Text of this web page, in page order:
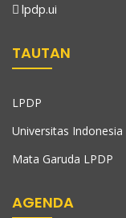
lpdp.ui
TAUTAN
LPDP
Universitas Indonesia
Mata Garuda LPDP
AGENDA